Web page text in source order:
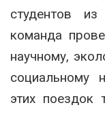
студентов
команда
научному,
социальному
этих поездок